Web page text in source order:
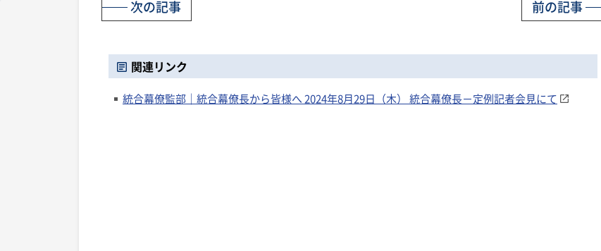
前の記事
次の記事
関連リンク
統合幕僚監部｜統合幕僚長から皆様へ 2024年8月29日（木） 統合幕僚長－定例記者会見にて